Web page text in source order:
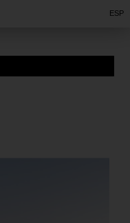
ESP